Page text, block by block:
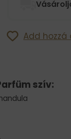
Add hozzá
szív: